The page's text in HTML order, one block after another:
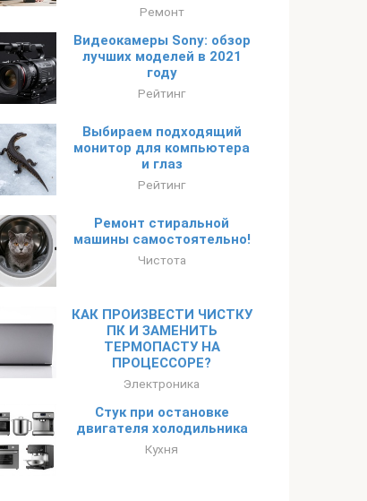
Ремонт
Видеокамеры Sony: обзор
лучших моделей в 2021
году
Рейтинг
Выбираем подходящий
монитор для компьютера
и глаз
Рейтинг
Ремонт стиральной
машины самостоятельно!
Чистота
КАК ПРОИЗВЕСТИ ЧИСТКУ
ПК И ЗАМЕНИТЬ
ТЕРМОПАСТУ НА
ПРОЦЕССОРЕ?
Электроника
Стук при остановке
двигателя холодильника
Кухня